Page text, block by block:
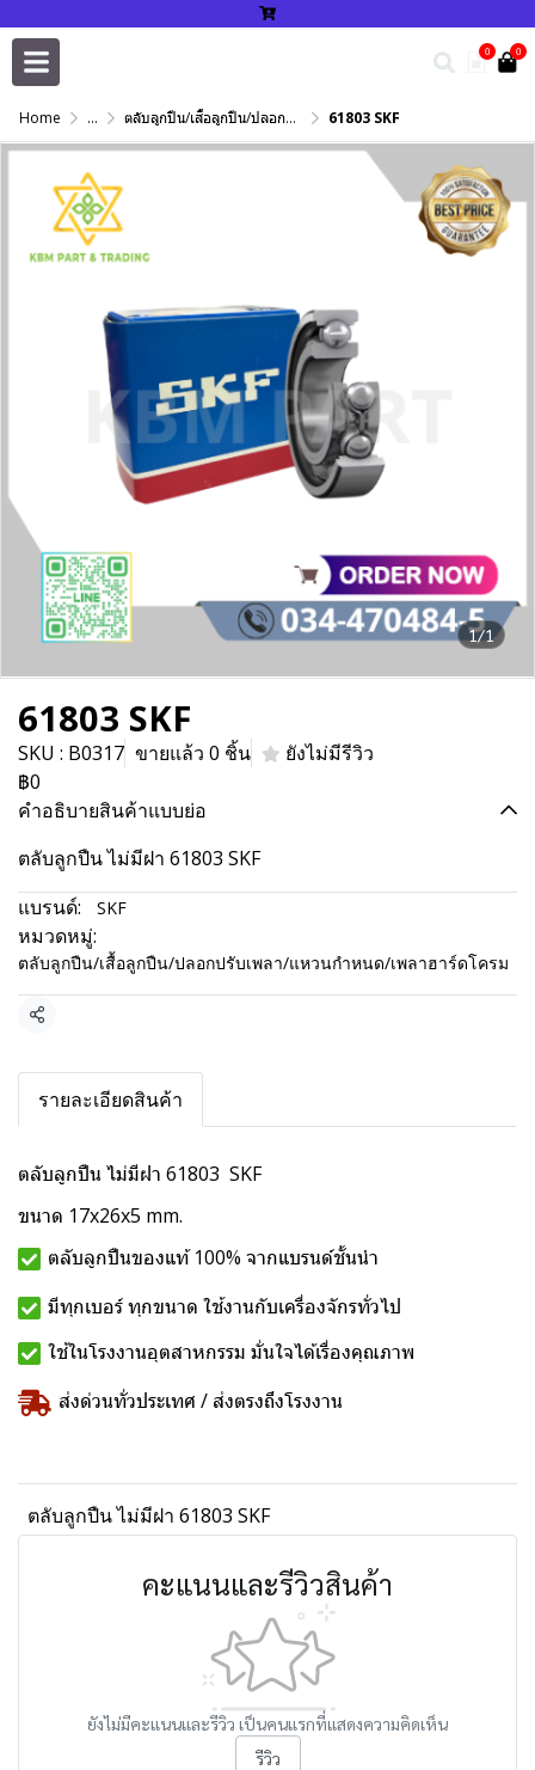
0 0
Home ... ตลับลูกปืน/เสื้อลูกปืน/ปลอกปรับเพลา/แหวนกำหนด/เพลาฮาร์ดโครม 61803 SKF
1/1
61803 SKF
SKU : B0317 ขายแล้ว 0 ชิ้น
ยังไม่มีรีวิว
฿0
คำอธิบายสินค้าแบบย่อ
ตลับลูกปืน ไม่มีฝา 61803 SKF
แบรนด์:
SKF
หมวดหมู่:
ตลับลูกปืน/เสื้อลูกปืน/ปลอกปรับเพลา/แหวนกำหนด/เพลาฮาร์ดโครม
แชร์
รายละเอียดสินค้า
ตลับลูกปืน ไม่มีฝา 61803 SKF
ขนาด 17x26x5 mm.
ตลับลูกปืนของแท้ 100% จากแบรนด์ชั้นนำ
มีทุกเบอร์ ทุกขนาด ใช้งานกับเครื่องจักรทั่วไป
ใช้ในโรงงานอุตสาหกรรม มั่นใจได้เรื่องคุณภาพ
ส่งด่วนทั่วประเทศ / ส่งตรงถึงโรงงาน
ตลับลูกปืน ไม่มีฝา 61803 SKF
คะแนนและรีวิวสินค้า
ยังไม่มีคะแนนและรีวิว เป็นคนแรกที่แสดงความคิดเห็น
รีวิว